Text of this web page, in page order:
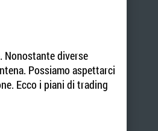
Nonostante diverse
Possiamo aspettarci
Ecco i piani di trading